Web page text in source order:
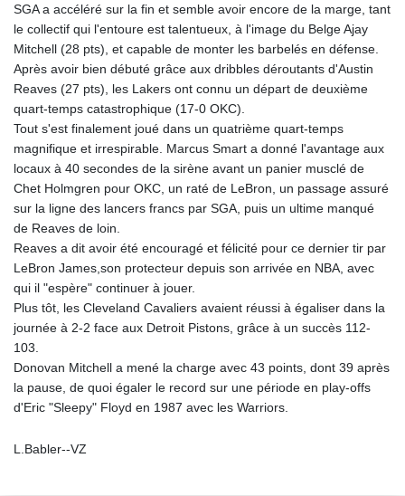
SGA a accéléré sur la fin et semble avoir encore de la marge, tant
le collectif qui l'entoure est talentueux, à l'image du Belge Ajay
Mitchell (28 pts), et capable de monter les barbelés en défense.
Après avoir bien débuté grâce aux dribbles déroutants d'Austin
Reaves (27 pts), les Lakers ont connu un départ de deuxième
quart-temps catastrophique (17-0 OKC).
Tout s'est finalement joué dans un quatrième quart-temps
magnifique et irrespirable. Marcus Smart a donné l'avantage aux
locaux à 40 secondes de la sirène avant un panier musclé de
Chet Holmgren pour OKC, un raté de LeBron, un passage assuré
sur la ligne des lancers francs par SGA, puis un ultime manqué
de Reaves de loin.
Reaves a dit avoir été encouragé et félicité pour ce dernier tir par
LeBron James,son protecteur depuis son arrivée en NBA, avec
qui il "espère" continuer à jouer.
Plus tôt, les Cleveland Cavaliers avaient réussi à égaliser dans la
journée à 2-2 face aux Detroit Pistons, grâce à un succès 112-
103.
Donovan Mitchell a mené la charge avec 43 points, dont 39 après
la pause, de quoi égaler le record sur une période en play-offs
d'Eric "Sleepy" Floyd en 1987 avec les Warriors.
L.Babler--VZ